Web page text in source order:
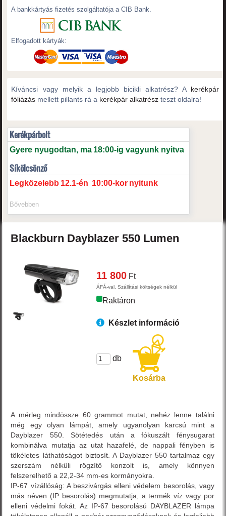
A bankkártyás fizetés szolgáltatója a CIB Bank.
Elfogadott kártyák:
Kíváncsi vagy melyik a legjobb bicikli alkatrész? A kerékpár
fóliázás mellett pillants rá a kerékpár alkatrész teszt oldalra!
Kerékpárbolt
Gyere nyugodtan, ma 18:00-ig vagyunk nyitva
Síkölcsönző
Legközelebb 12.1-én 10:00-kor nyitunk
Bővebben
Blackburn Dayblazer 550 Lumen
11 800 Ft
ÁFÁ-val, Szállítási költségek nélkül
Raktáron
Készlet információ
db
Kosárba
A mérleg mindössze 60 grammot mutat, nehéz lenne találni
még egy olyan lámpát, amely ugyanolyan karcsú mint a
Dayblazer 550. Sötétedés után a fókuszált fénysugarat
kombinálva mutatja az utat hazafelé, de nappali fényben is
tökéletes láthatóságot biztosít. A Dayblazer 550 tartalmaz egy
szerszám nélküli rögzítő konzolt is, amely könnyen
felszerelhető a 22,2-34 mm-es kormányokra.
IP-67 vízállóság: A beszivárgás elleni védelem besorolás, vagy
más néven (IP besorolás) megmutatja, a termék víz vagy por
elleni védelmi fokát. Az IP-67 besorolású DAYBLAZER lámpa